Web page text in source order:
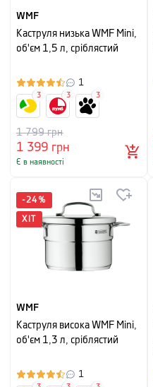
WMF
Каструля низька WMF Mini,
об'єм 1,5 л, сріблястий
1
1 399 грн
1 799грн
Є в наявності
3 3 3
-24 %
ХІТ
WMF
Каструля висока WMF Mini,
об'єм 1,3 л, сріблястий
1